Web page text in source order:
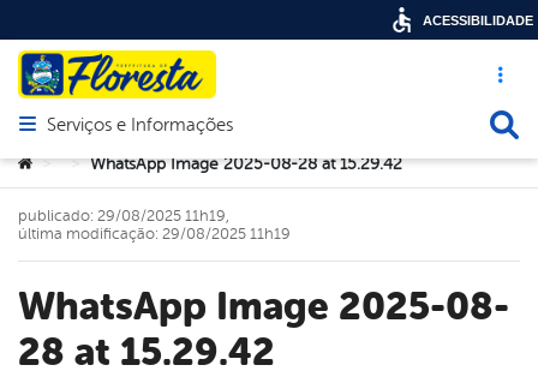
Acesso
Abrir menu principal de navegação
Serviços e Informações
Você está aqui:
> > WhatsApp Image 2025-08-28 at 15.29.42
WhatsApp Image 2025-08-
28 at 15.29.42
publicado: 29/08/2025 11h19,
última modificação: 29/08/2025 11h19
ACESSIBILIDADE